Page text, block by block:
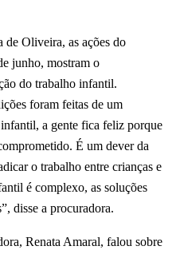
de Oliveira, as ações do
junho, mostram o
do trabalho infantil.
foram feitas de um
a gente fica feliz porque
É um dever da
o trabalho entre crianças e
é complexo, as soluções
disse a procuradora.
Renata Amaral, falou sobre